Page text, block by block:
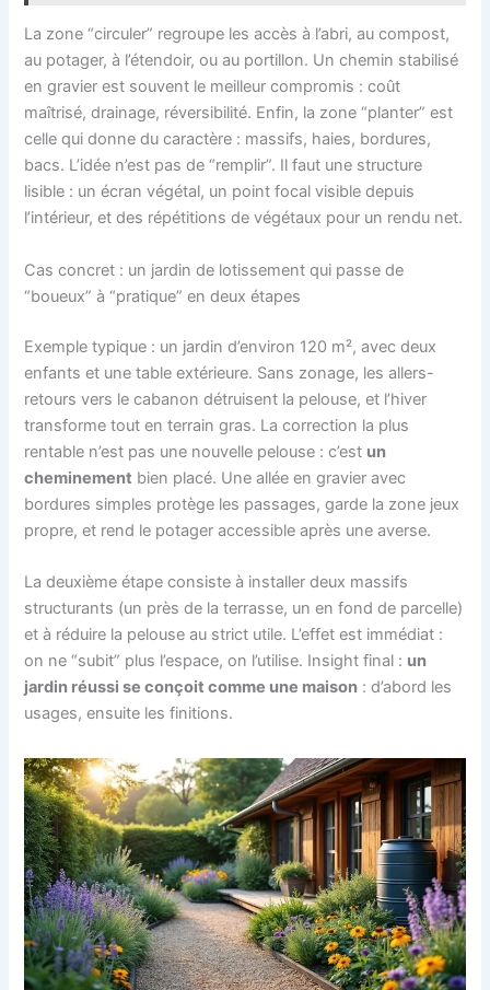
La zone “circuler” regroupe les accès à l’abri, au compost,
au potager, à l’étendoir, ou au portillon. Un chemin stabilisé
en gravier est souvent le meilleur compromis : coût
maîtrisé, drainage, réversibilité. Enfin, la zone “planter” est
celle qui donne du caractère : massifs, haies, bordures,
bacs. L’idée n’est pas de “remplir”. Il faut une structure
lisible : un écran végétal, un point focal visible depuis
l’intérieur, et des répétitions de végétaux pour un rendu net.
Cas concret : un jardin de lotissement qui passe de
“boueux” à “pratique” en deux étapes
Exemple typique : un jardin d’environ 120 m², avec deux
enfants et une table extérieure. Sans zonage, les allers-
retours vers le cabanon détruisent la pelouse, et l’hiver
transforme tout en terrain gras. La correction la plus
rentable n’est pas une nouvelle pelouse : c’est un
cheminement bien placé. Une allée en gravier avec
bordures simples protège les passages, garde la zone jeux
propre, et rend le potager accessible après une averse.
La deuxième étape consiste à installer deux massifs
structurants (un près de la terrasse, un en fond de parcelle)
et à réduire la pelouse au strict utile. L’effet est immédiat :
on ne “subit” plus l’espace, on l’utilise. Insight final : un
jardin réussi se conçoit comme une maison : d’abord les
usages, ensuite les finitions.